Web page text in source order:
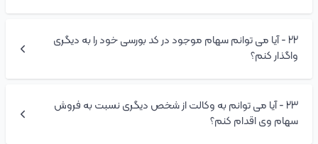
بله، می توانید از طریق ثبتدرخواست سرمایه گذار حرفه ای
به ثبت درخواست خود اقدام نمایید.
22
-آیا می توانم سهام موجود در کد بورسی خود را به دیگری
واگذار کنم؟
امکان انتقال سهام و کد به کد وجود ندارد.
23
-آیا می توانم به وکالت از شخص دیگری نسبت به فروش
سهام وی اقدام کنم؟